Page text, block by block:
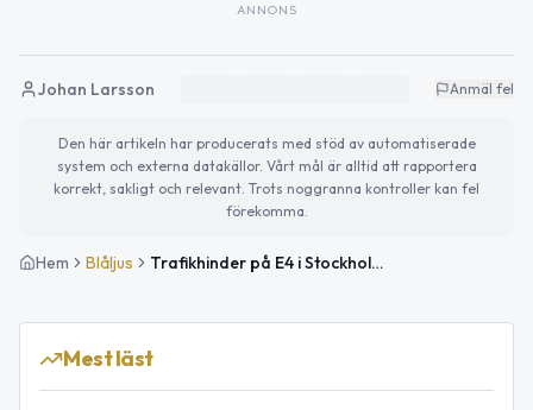
ANNONS
Johan Larsson Anmäl fel
Den här artikeln har producerats med stöd av automatiserade
system och externa datakällor. Vårt mål är alltid att rapportera
korrekt, sakligt och relevant. Trots noggranna kontroller kan fel
förekomma.
Hem Blåljus Trafikhinder på E4 i Stockholm efter att bilist satt upp banderoll
Mest läst